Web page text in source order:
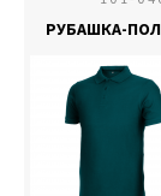
РУБАШКА-